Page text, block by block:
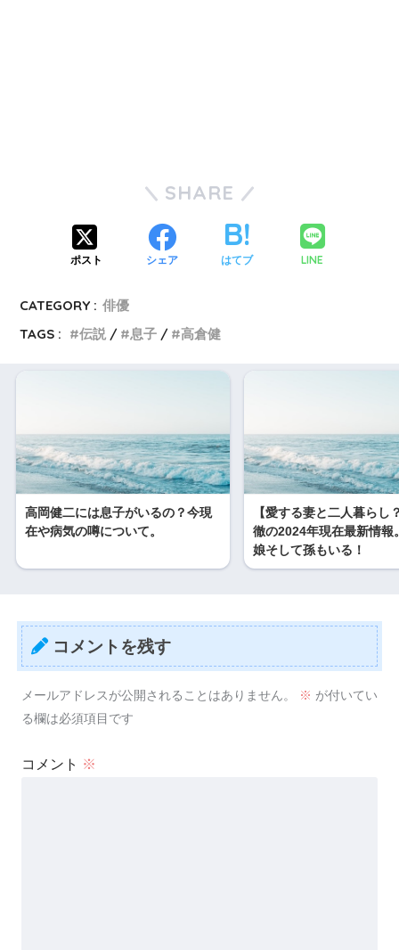
SHARE
ポスト シェア はてブ LINE
CATEGORY : 俳優
TAGS :
伝説 息子 高倉健
高岡健二には息子がいるの？今現
在や病気の噂について。
【愛する妻と二人暮らし
徹の2024年現在最新情報
娘そして孫もいる！
コメントを残す
メールアドレスが公開されることはありません。 ※ が付いてい
る欄は必須項目です
コメント ※